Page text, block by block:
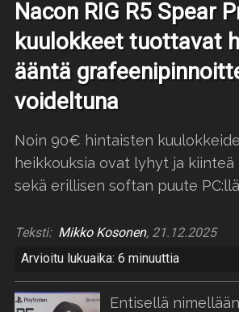
Nacon RIG R5 Spear
kuulokkeet tuottavat
ääntä
voideltuna
Noin 90€ hintaisten
heikkouksia ovat lyhyt ja kiinteä
sekä erillisen softan puute
Teksti: Mikko Kosonen, 21.12.2025
Arvioitu lukuaika: 6 minuuttia
Entisellä